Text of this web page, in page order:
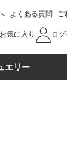
よくある質問 ご
お気に入り ロ
エリー